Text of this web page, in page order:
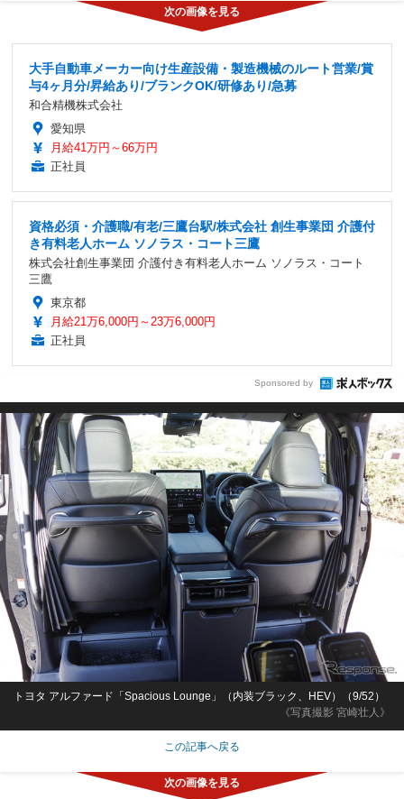
大手自動車メーカー向け生産設備・製造機械のルート営業/賞
与4ヶ月分/昇給あり/ブランクOK/研修あり/急募
和合精機株式会社
愛知県
月給41万円～66万円
正社員
資格必須・介護職/有老/三鷹台駅/株式会社 創生事業団 介護付
き有料老人ホーム ソノラス・コート三鷹
株式会社創生事業団 介護付き有料老人ホーム ソノラス・コート
三鷹
東京都
月給21万6,000円～23万6,000円
正社員
Sponsored by
《写真撮影 宮崎壮人》
トヨタ アルファード「Spacious Lounge」（内装ブラック、HEV）（9/52）
この記事へ戻る